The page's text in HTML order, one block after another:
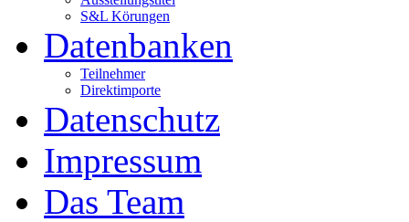
S&L Körungen
Datenbanken
Teilnehmer
Direktimporte
Datenschutz
Impressum
Das Team